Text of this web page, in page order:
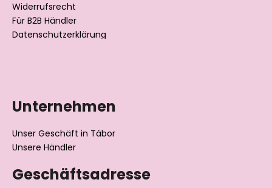
Widerrufsrecht
Für B2B Händler
Datenschutzerklärung
Unternehmen
Unser Geschäft in Tábor
Unsere Händler
Geschäftsadresse